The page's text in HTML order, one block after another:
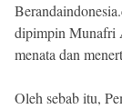
Copyright
2026
Beranda
Indonesia
.
Reserved
dipimpin Munafri
menata dan
Oleh sebab itu,